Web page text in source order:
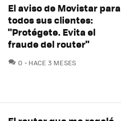
El aviso de Movistar para
todos sus clientes:
"Protégete. Evita el
fraude del router"
0 COMENTARIOS
HACE 3 MESES